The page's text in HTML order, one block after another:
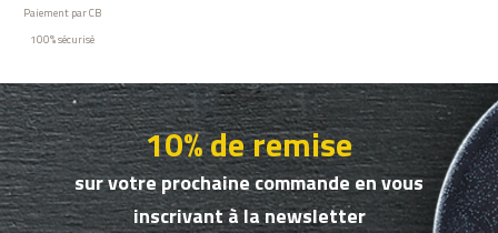
Paiement par CB
100% sécurisé
10% de remise
sur votre prochaine commande en vous
inscrivant à la newsletter